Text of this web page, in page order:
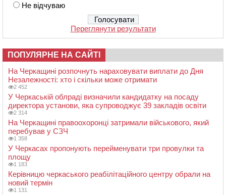
Не відчуваю
Переглянути результати
ПОПУЛЯРНЕ НА САЙТІ
На Черкащині розпочнуть нараховувати виплати до Дня
Незалежності: хто і скільки може отримати
2 452
У Черкаській облраді визначили кандидатку на посаду
директора установи, яка супроводжує 39 закладів освіти
2 314
На Черкащині правоохоронці затримали військового, який
перебував у СЗЧ
1 358
У Черкасах пропонують перейменувати три провулки та
площу
1 183
Керівницю черкаського реабілітаційного центру обрали на
новий термін
1 131